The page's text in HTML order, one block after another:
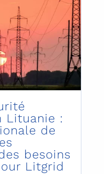
Lituanie :
de
besoins
Litgrid